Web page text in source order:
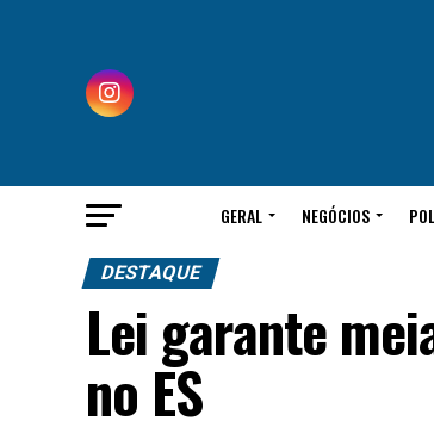
GERAL NEGÓCIOS
DESTAQUE
Lei garante
no ES